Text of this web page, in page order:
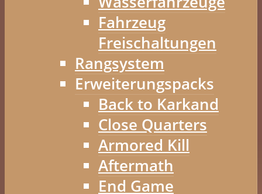
Fahrzeug
Freischaltungen
Rangsystem
Erweiterungspacks
Back to Karkand
Close Quarters
Armored Kill
Aftermath
End Game